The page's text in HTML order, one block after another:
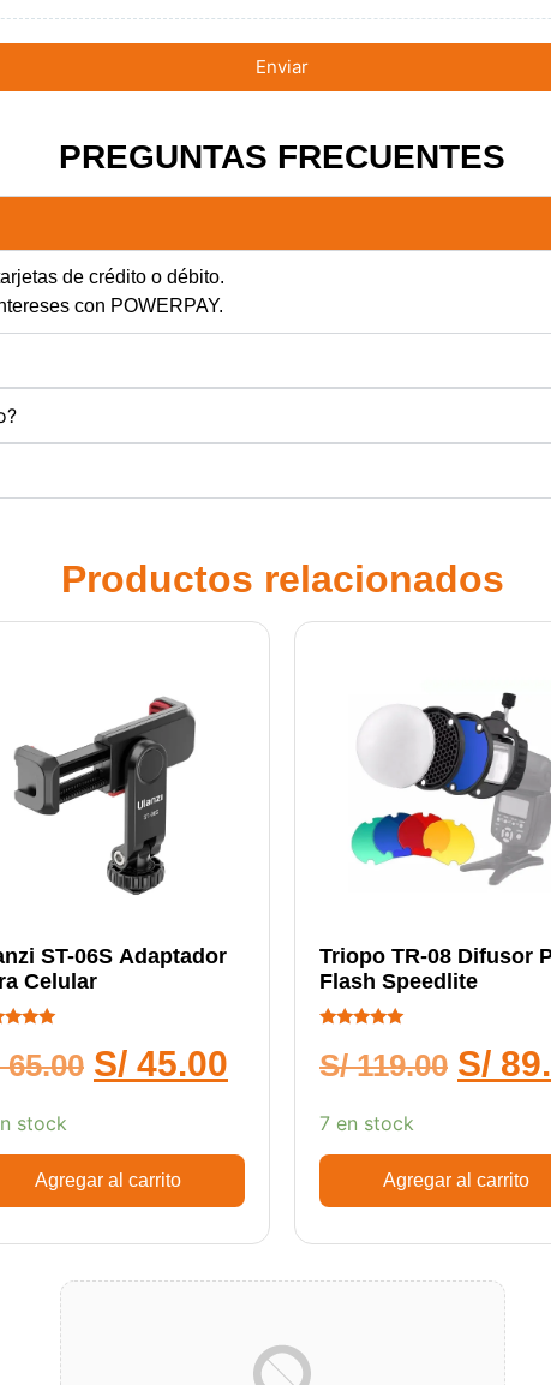
Enviar
PREGUNTAS FRECUENTES
de crédito o débito.
con POWERPAY.
Productos relacionados
ST-06S Adaptador
Celular
65.00 S/ 45.00
stock
Agregar al carrito
Triopo TR-08 Difusor
Flash Speedlite
5.00
de 5
S/119.00 S/
7 en stock
Agregar al carrito